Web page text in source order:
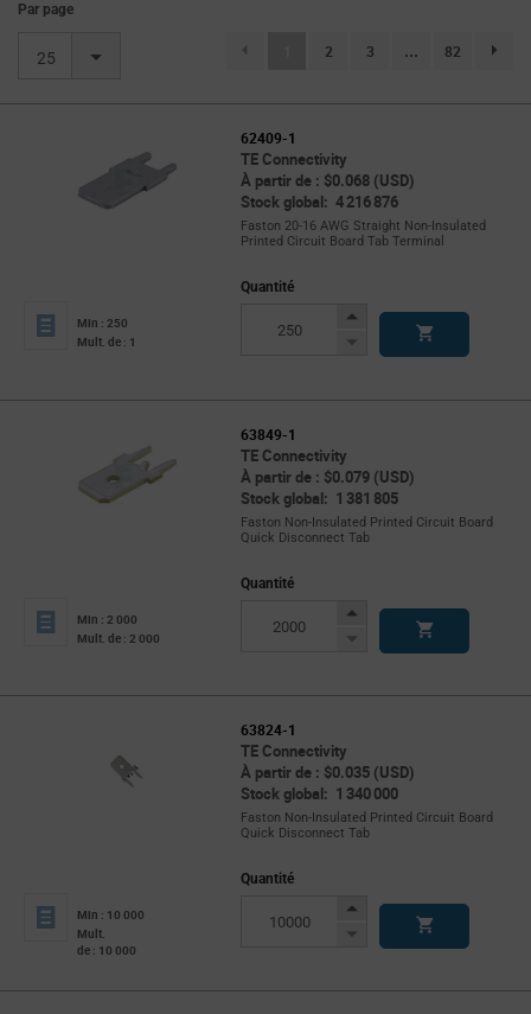
Par page
25 (current)
2 3 ... 82
62409-1
TE Connectivity
À partir de : $0.068 (USD)
Stock global: 4 216 876
Faston 20-16 AWG Straight Non-Insulated
Printed Circuit Board Tab Terminal
Min : 250
Mult. de : 1
Quantité
Increase
Decrease
63849-1
TE Connectivity
À partir de : $0.079 (USD)
Stock global: 1 381 805
Faston Non-Insulated Printed Circuit Board
Quick Disconnect Tab
Min : 2 000
Mult. de : 2 000
Quantité
Increase
Decrease
63824-1
TE Connectivity
À partir de : $0.035 (USD)
Stock global: 1 340 000
Faston Non-Insulated Printed Circuit Board
Quick Disconnect Tab
Min : 10 000
Mult.
de : 10 000
Quantité
Increase
Decrease